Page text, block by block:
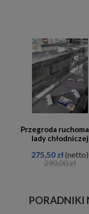
Przegroda
lady chłodniczej
275,50 zł(netto)
290,00 zł
PORADNIKI